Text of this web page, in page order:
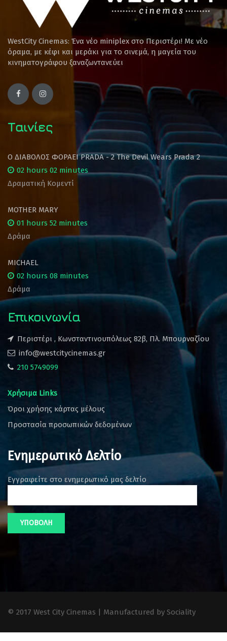
WestCity Cinemas: Ένα νέο miniplex στο Περιστέρι! Mε νέο
όραμα, με κέφι και μεράκι για το σινεμά, η μαγεία του
κινηματογράφου ξαναζωντανεύει
Ταινίες
Ο ΔΙΑΒΟΛΟΣ ΦΟΡΑΕΙ PRADA - 2 The Devil Wears Prada 2
02 hours 02 minutes
Δραματική Κομεντί
MOTHER MARY
01 hours 52 minutes
Δράμα
MICHAEL
02 hours 08 minutes
Δράμα
Επικοινωνία
Περιστέρι , Κωνσταντινουπόλεως 82β, Πλ. Μπουρναζίου
info@westcitycinemas.gr
210 5749099
Χρήσιμα Links
Όροι χρήσης κάρτας μέλους
Προστασία προσωπικών δεδομένων
Ενημερωτικό Δελτίο
Εγγραφείτε στο ενημερωτικό μας δελτίο
© 2017 West City Cinemas | Manufactured by Sociality